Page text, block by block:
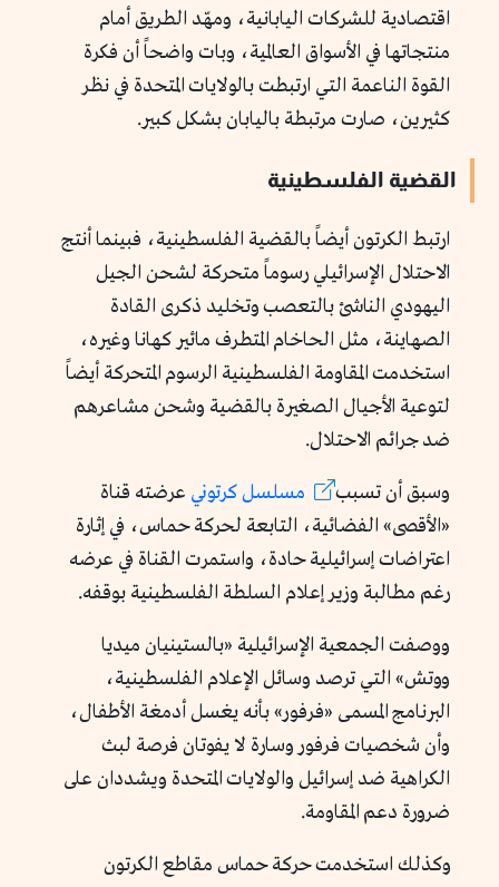
اقتصادية للشركات اليابانية، ومهّد الطريق أمام
منتجاتها في الأسواق العالمية، وبات واضحاً أن فكرة
القوة الناعمة التي ارتبطت بالولايات المتحدة في نظر
كثيرين، صارت مرتبطة باليابان بشكل كبير.
القضية الفلسطينية
ارتبط الكرتون أيضاً بالقضية الفلسطينية، فبينما أنتج
الاحتلال الإسرائيلي رسوماً متحركة لشحن الجيل
اليهودي الناشئ بالتعصب وتخليد ذكرى القادة
الصهاينة، مثل الحاخام المتطرف مائير كهانا وغيره،
استخدمت المقاومة الفلسطينية الرسوم المتحركة أيضاً
لتوعية الأجيال الصغيرة بالقضية وشحن مشاعرهم
ضد جرائم الاحتلال.
وسبق أن تسبب مسلسل كرتوني عرضته قناة
«الأقصى» الفضائية، التابعة لحركة حماس، في إثارة
اعتراضات إسرائيلية حادة، واستمرت القناة في عرضه
رغم مطالبة وزير إعلام السلطة الفلسطينية بوقفه.
ووصفت الجمعية الإسرائيلية «بالستينيان ميديا
ووتش» التي ترصد وسائل الإعلام الفلسطينية،
البرنامج المسمى «فرفور» بأنه يغسل أدمغة الأطفال،
وأن شخصيات فرفور وسارة لا يفوتان فرصة لبث
الكراهية ضد إسرائيل والولايات المتحدة ويشددان على
ضرورة دعم المقاومة.
وكذلك استخدمت حركة حماس مقاطع الكرتون